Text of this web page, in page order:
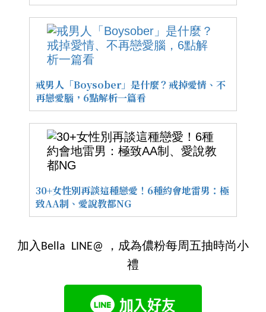
戒男人「Boysober」是什麼？戒掉愛情、不
再戀愛腦，6點解析一篇看
30+女性別再談這種戀愛！6種約會地雷男：極
致AA制、愛說教都NG
加入Bella LINE@ ，成為儂粉每周五抽時尚小
禮